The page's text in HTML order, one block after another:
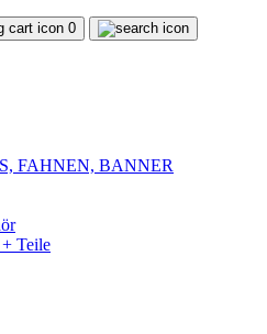
0
FAHNEN, BANNER
Teile